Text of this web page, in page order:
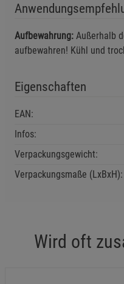
Aufbewahrung: Außerhalb
aufbewahren! Kühl und
Eigenschaften
EAN:
Infos:
Verpackungsgewicht:
Verpackungsmaße (LxBxH):
Wird oft
Zurück Einstellungen
Einwilligung nicht
Notwendige
Cookie-
Funktionale
Cookie-